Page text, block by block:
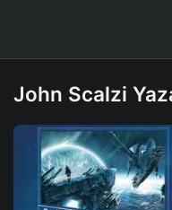
John Scalzi